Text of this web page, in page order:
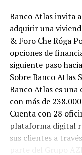
Banco Atlas invita
adquirir una
& Foro Che Róga
opciones de
siguiente paso
Sobre Banco Atlas
Banco Atlas es
con más de
Cuenta con 28
plataforma digital
sus clientes a